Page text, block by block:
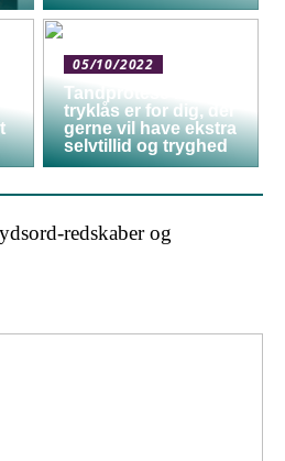
05/10/2022
Tandprotese med
tryklås er for dig, der
gerne vil have ekstra
selvtillid og tryghed
redskaber og